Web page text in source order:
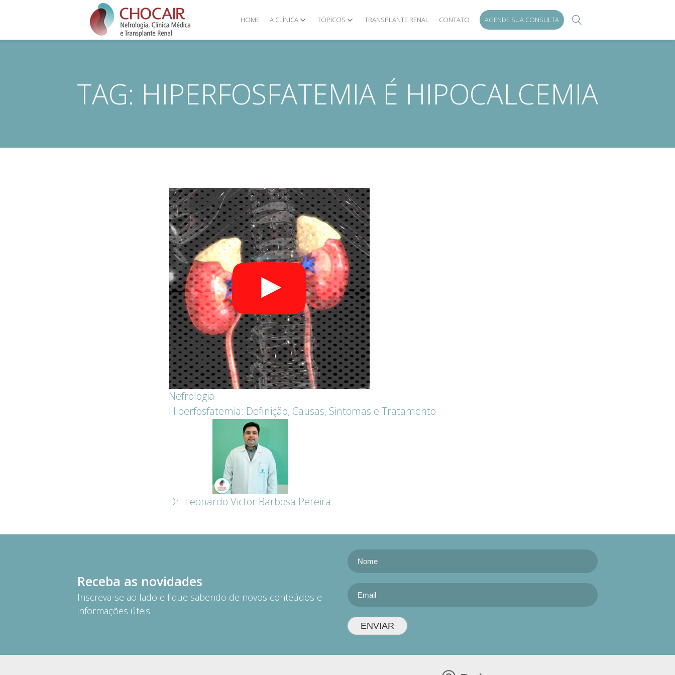
HOME A CLÍNICA TÓPICOS TRANSPLANTE RENAL CONTATO AGENDE SUA CONSULTA
TAG: HIPERFOSFATEMIA É HIPOCALCEMIA
Nefrologia
Hiperfosfatemia: Definição, Causas, Sintomas e Tratamento
Dr. Leonardo Victor Barbosa Pereira
Receba as novidades
Inscreva-se ao lado e fique sabendo de novos conteúdos e
informações úteis.
ENVIAR